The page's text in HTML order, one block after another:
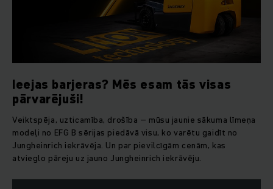
Ieejas barjeras? Mēs esam tās visas
pārvarējuši!
Veiktspēja, uzticamība, drošība – mūsu jaunie sākuma līmeņa
modeļi no EFG B sērijas piedāvā visu, ko varētu gaidīt no
Jungheinrich iekrāvēja. Un par pievilcīgām cenām, kas
atvieglo pāreju uz jauno Jungheinrich iekrāvēju.